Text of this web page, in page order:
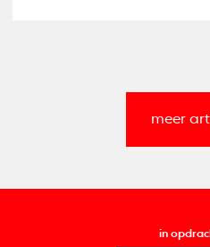
meer
in